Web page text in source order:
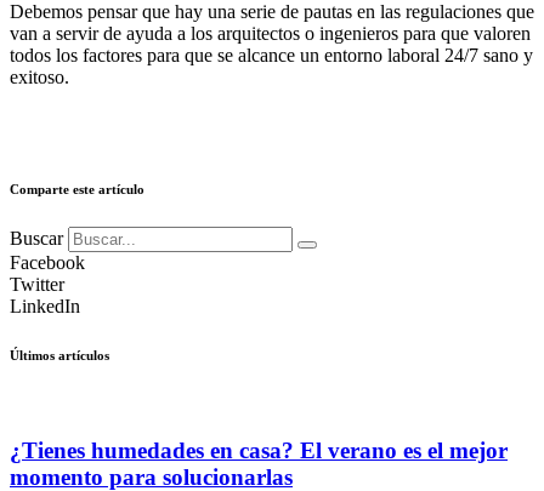
Debemos pensar que hay una serie de pautas en las regulaciones que
van a servir de ayuda a los arquitectos o ingenieros para que valoren
todos los factores para que se alcance un entorno laboral 24/7 sano y
exitoso.
Comparte este artículo
Buscar
Facebook
Twitter
LinkedIn
Últimos artículos
¿Tienes humedades en casa? El verano es el mejor
momento para solucionarlas